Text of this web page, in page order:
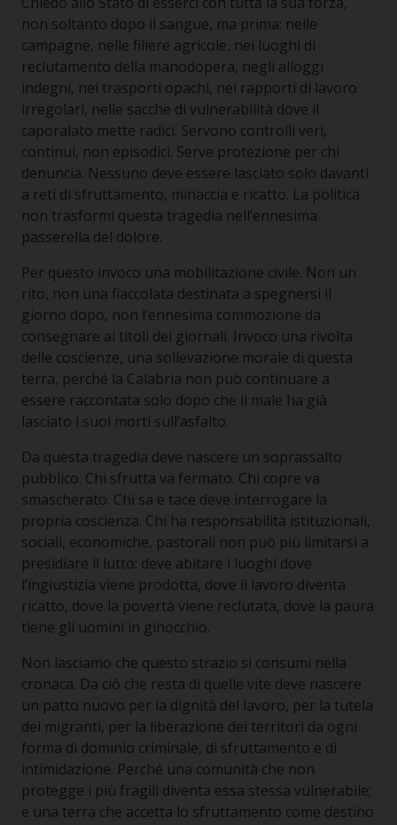
non soltanto dopo il sangue, ma prima: nelle
campagne, nelle filiere agricole, nei luoghi di
reclutamento della manodopera, negli alloggi
indegni, nei trasporti opachi, nei rapporti di lavoro
irregolari, nelle sacche di vulnerabilità dove il
caporalato mette radici. Servono controlli veri,
continui, non episodici. Serve protezione per chi
denuncia. Nessuno deve essere lasciato solo davanti
a reti di sfruttamento, minaccia e ricatto. La politica
non trasformi questa tragedia nell’ennesima
passerella del dolore.
Per questo invoco una mobilitazione civile. Non un
rito, non una fiaccolata destinata a spegnersi il
giorno dopo, non l’ennesima commozione da
consegnare ai titoli dei giornali. Invoco una rivolta
delle coscienze, una sollevazione morale di questa
terra, perché la Calabria non può continuare a
essere raccontata solo dopo che il male ha già
lasciato i suoi morti sull’asfalto.
Da questa tragedia deve nascere un soprassalto
pubblico. Chi sfrutta va fermato. Chi copre va
smascherato. Chi sa e tace deve interrogare la
propria coscienza. Chi ha responsabilità istituzionali,
sociali, economiche, pastorali non può più limitarsi a
presidiare il lutto: deve abitare i luoghi dove
l’ingiustizia viene prodotta, dove il lavoro diventa
ricatto, dove la povertà viene reclutata, dove la paura
tiene gli uomini in ginocchio.
Non lasciamo che questo strazio si consumi nella
cronaca. Da ciò che resta di quelle vite deve nascere
un patto nuovo per la dignità del lavoro, per la tutela
dei migranti, per la liberazione dei territori da ogni
forma di dominio criminale, di sfruttamento e di
intimidazione. Perché una comunità che non
protegge i più fragili diventa essa stessa vulnerabile;
e una terra che accetta lo sfruttamento come destino